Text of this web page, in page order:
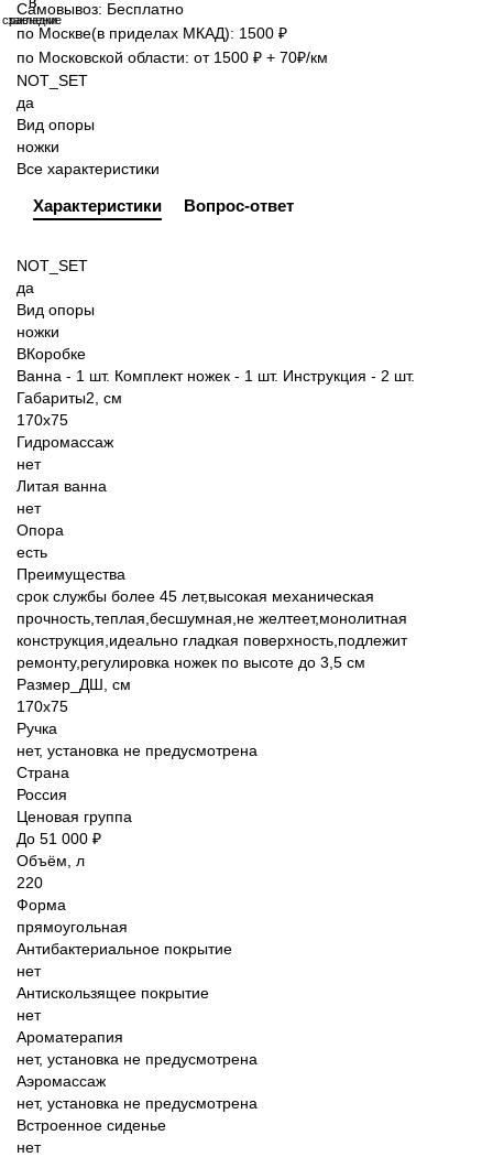
В
закладки
В
сравнение
Самовывоз: Бесплатно
по Москве(в приделах МКАД): 1500 ₽
по Московской области: от 1500 ₽ + 70₽/км
NOT_SET
да
Вид опоры
ножки
Все характеристики
Характеристики Вопрос-ответ
NOT_SET
да
Вид опоры
ножки
ВКоробке
Ванна - 1 шт. Комплект ножек - 1 шт. Инструкция - 2 шт.
Габариты2, см
170x75
Гидромассаж
нет
Литая ванна
нет
Опора
есть
Преимущества
срок службы более 45 лет,высокая механическая
прочность,теплая,бесшумная,не желтеет,монолитная
конструкция,идеально гладкая поверхность,подлежит
ремонту,регулировка ножек по высоте до 3,5 см
Размер_ДШ, см
170x75
Ручка
нет, установка не предусмотрена
Страна
Россия
Ценовая группа
До 51 000 ₽
Объём, л
220
Форма
прямоугольная
Антибактериальное покрытие
нет
Антискользящее покрытие
нет
Ароматерапия
нет, установка не предусмотрена
Аэромассаж
нет, установка не предусмотрена
Встроенное сиденье
нет